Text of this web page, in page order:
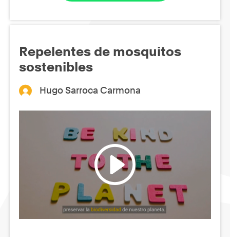
Repelentes de mosquitos
sostenibles
Hugo Sarroca Carmona